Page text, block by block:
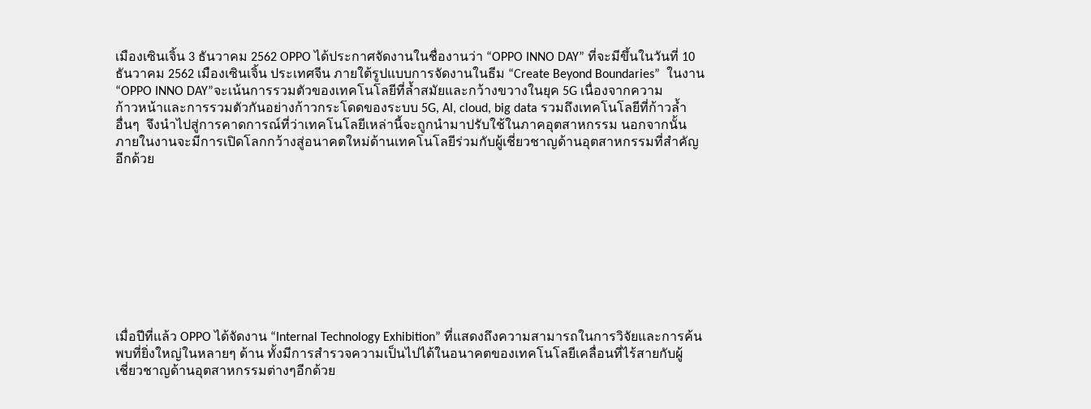
เมืองเซินเจิ้น 3 ธันวาคม 2562 OPPO ได้ประกาศจัดงานในชื่องานว่า “OPPO INNO DAY” ที่จะมีขึ้นในวันที่ 10
ธันวาคม 2562 เมืองเซินเจิ้น ประเทศจีน ภายใต้รูปแบบการจัดงานในธีม “Create Beyond Boundaries”  ในงาน
“OPPO INNO DAY”จะเน้นการรวมตัวของเทคโนโลยีที่ล้ำสมัยและกว้างขวางในยุค 5G เนื่องจากความ
ก้าวหน้าและการรวมตัวกันอย่างก้าวกระโดดของระบบ 5G, AI, cloud, big data รวมถึงเทคโนโลยีที่ก้าวล้ำ
อื่นๆ  จึงนำไปสู่การคาดการณ์ที่ว่าเทคโนโลยีเหล่านี้จะถูกนำมาปรับใช้ในภาคอุตสาหกรรม นอกจากนั้น
ภายในงานจะมีการเปิดโลกกว้างสู่อนาคตใหม่ด้านเทคโนโลยีร่วมกับผู้เชี่ยวชาญด้านอุตสาหกรรมที่สำคัญ
อีกด้วย
เมื่อปีที่แล้ว OPPO ได้จัดงาน “Internal Technology Exhibition” ที่แสดงถึงความสามารถในการวิจัยและการค้น
พบที่ยิ่งใหญ่ในหลายๆ ด้าน ทั้งมีการสำรวจความเป็นไปได้ในอนาคตของเทคโนโลยีเคลื่อนที่ไร้สายกับผู้
เชี่ยวชาญด้านอุตสาหกรรมต่างๆอีกด้วย